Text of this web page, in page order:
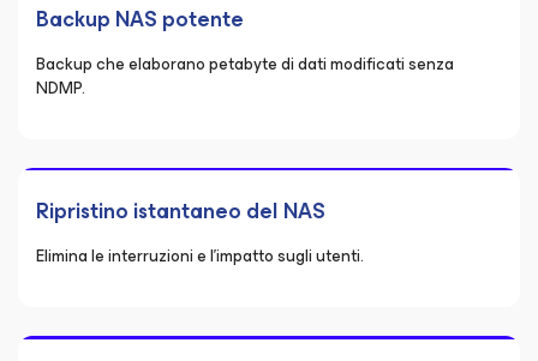
Backup NAS potente
Backup che elaborano petabyte di dati modificati senza
NDMP.
Ripristino istantaneo del NAS
Elimina le interruzioni e l'impatto sugli utenti.